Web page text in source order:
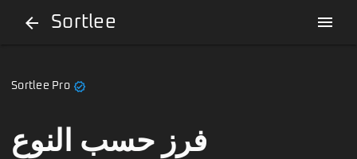
arrow_back Sortlee menu
Sortlee Pro verified
فرز حسب النوع